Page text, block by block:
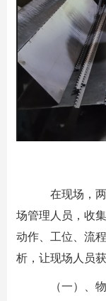
在现场，两
场管理人员，收
动作、工位、流
析，让现场人员
（一）、物